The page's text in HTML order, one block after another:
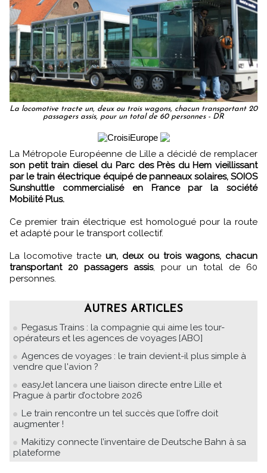
La locomotive tracte un, deux ou trois wagons, chacun transportant 20
passagers assis, pour un total de 60 personnes - DR
La Métropole Européenne de Lille a décidé de remplacer
son petit train diesel du Parc des Près du Hem vieillissant
par le train électrique équipé de panneaux solaires, SOIOS
Sunshuttle commercialisé en France par la société
Mobilité Plus.
Ce premier train électrique est homologué pour la route
et adapté pour le transport collectif.
La locomotive tracte un, deux ou trois wagons, chacun
transportant 20 passagers assis, pour un total de 60
personnes.
AUTRES ARTICLES
Pegasus Trains : la compagnie qui aime les tour-
opérateurs et les agences de voyages [ABO]
Agences de voyages : le train devient-il plus simple à
vendre que l'avion ?
easyJet lancera une liaison directe entre Lille et
Prague à partir d’octobre 2026
Le train rencontre un tel succès que l’offre doit
augmenter !
Makitizy connecte l’inventaire de Deutsche Bahn à sa
plateforme